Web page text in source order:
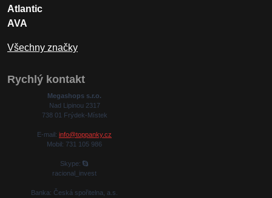
Atlantic
AVA
Všechny značky
Rychlý kontakt
Megashops s.r.o.
Nad Lipinou 2317
738 01 Frýdek-Místek
E-mail: info@toppanky.cz
Mobil: 731 105 986
Skype:
racional_invest
Banka: Česká spořitelna, a.s.